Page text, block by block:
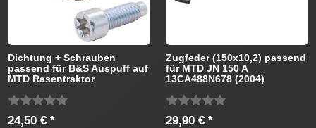
Dichtung + Schrauben
passend für B&S Auspuff auf
MTD Rasentraktor
24,50 € *
Zugfeder (150x10,2) passend
für MTD JN 150 A
13CA488N678 (2004)
29,90 € *